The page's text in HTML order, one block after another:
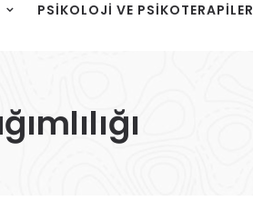
PSIKOLOJI VE PSIKOTERAPILER